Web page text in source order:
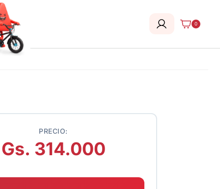
0
PRECIO:
Gs. 314.000